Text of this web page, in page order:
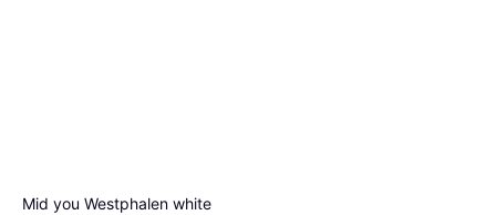
Mid you Westphalen white